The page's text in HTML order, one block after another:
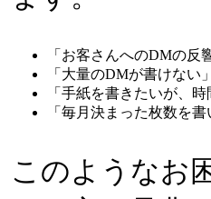
「お客さんへのDMの反
「大量のDMが書けない」
「手紙を書きたいが、
「毎月決まった枚数を書
このようなお